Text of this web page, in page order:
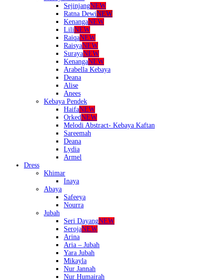
SejinjangNEW
Ratna DewiNEW
KenangaNEW
LiliNEW
RaiqaNEW
RaisyaNEW
SurayaNEW
KenangaNEW
Arabella Kebaya
Deana
Alise
Anees
Kebaya Pendek
HaifaNEW
OrkedNEW
Melodi Abstract- Kebaya Kaftan
Sareemah
Deana
Lydia
Armel
Dress
Khimar
Inaya
Abaya
Safeeya
Nourra
Jubah
Seri DayangNEW
SerojaNEW
Arina
Aria – Jubah
Yara Jubah
Mikayla
Nur Jannah
Nur Humairah